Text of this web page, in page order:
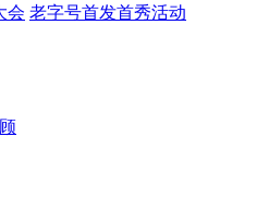
会 老字号首发首秀活动